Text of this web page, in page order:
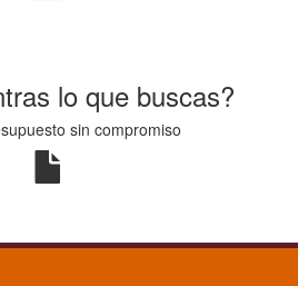
lo que buscas?
sin compromiso